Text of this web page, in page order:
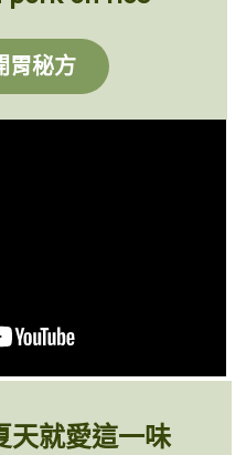
胃秘方
天就愛這一味